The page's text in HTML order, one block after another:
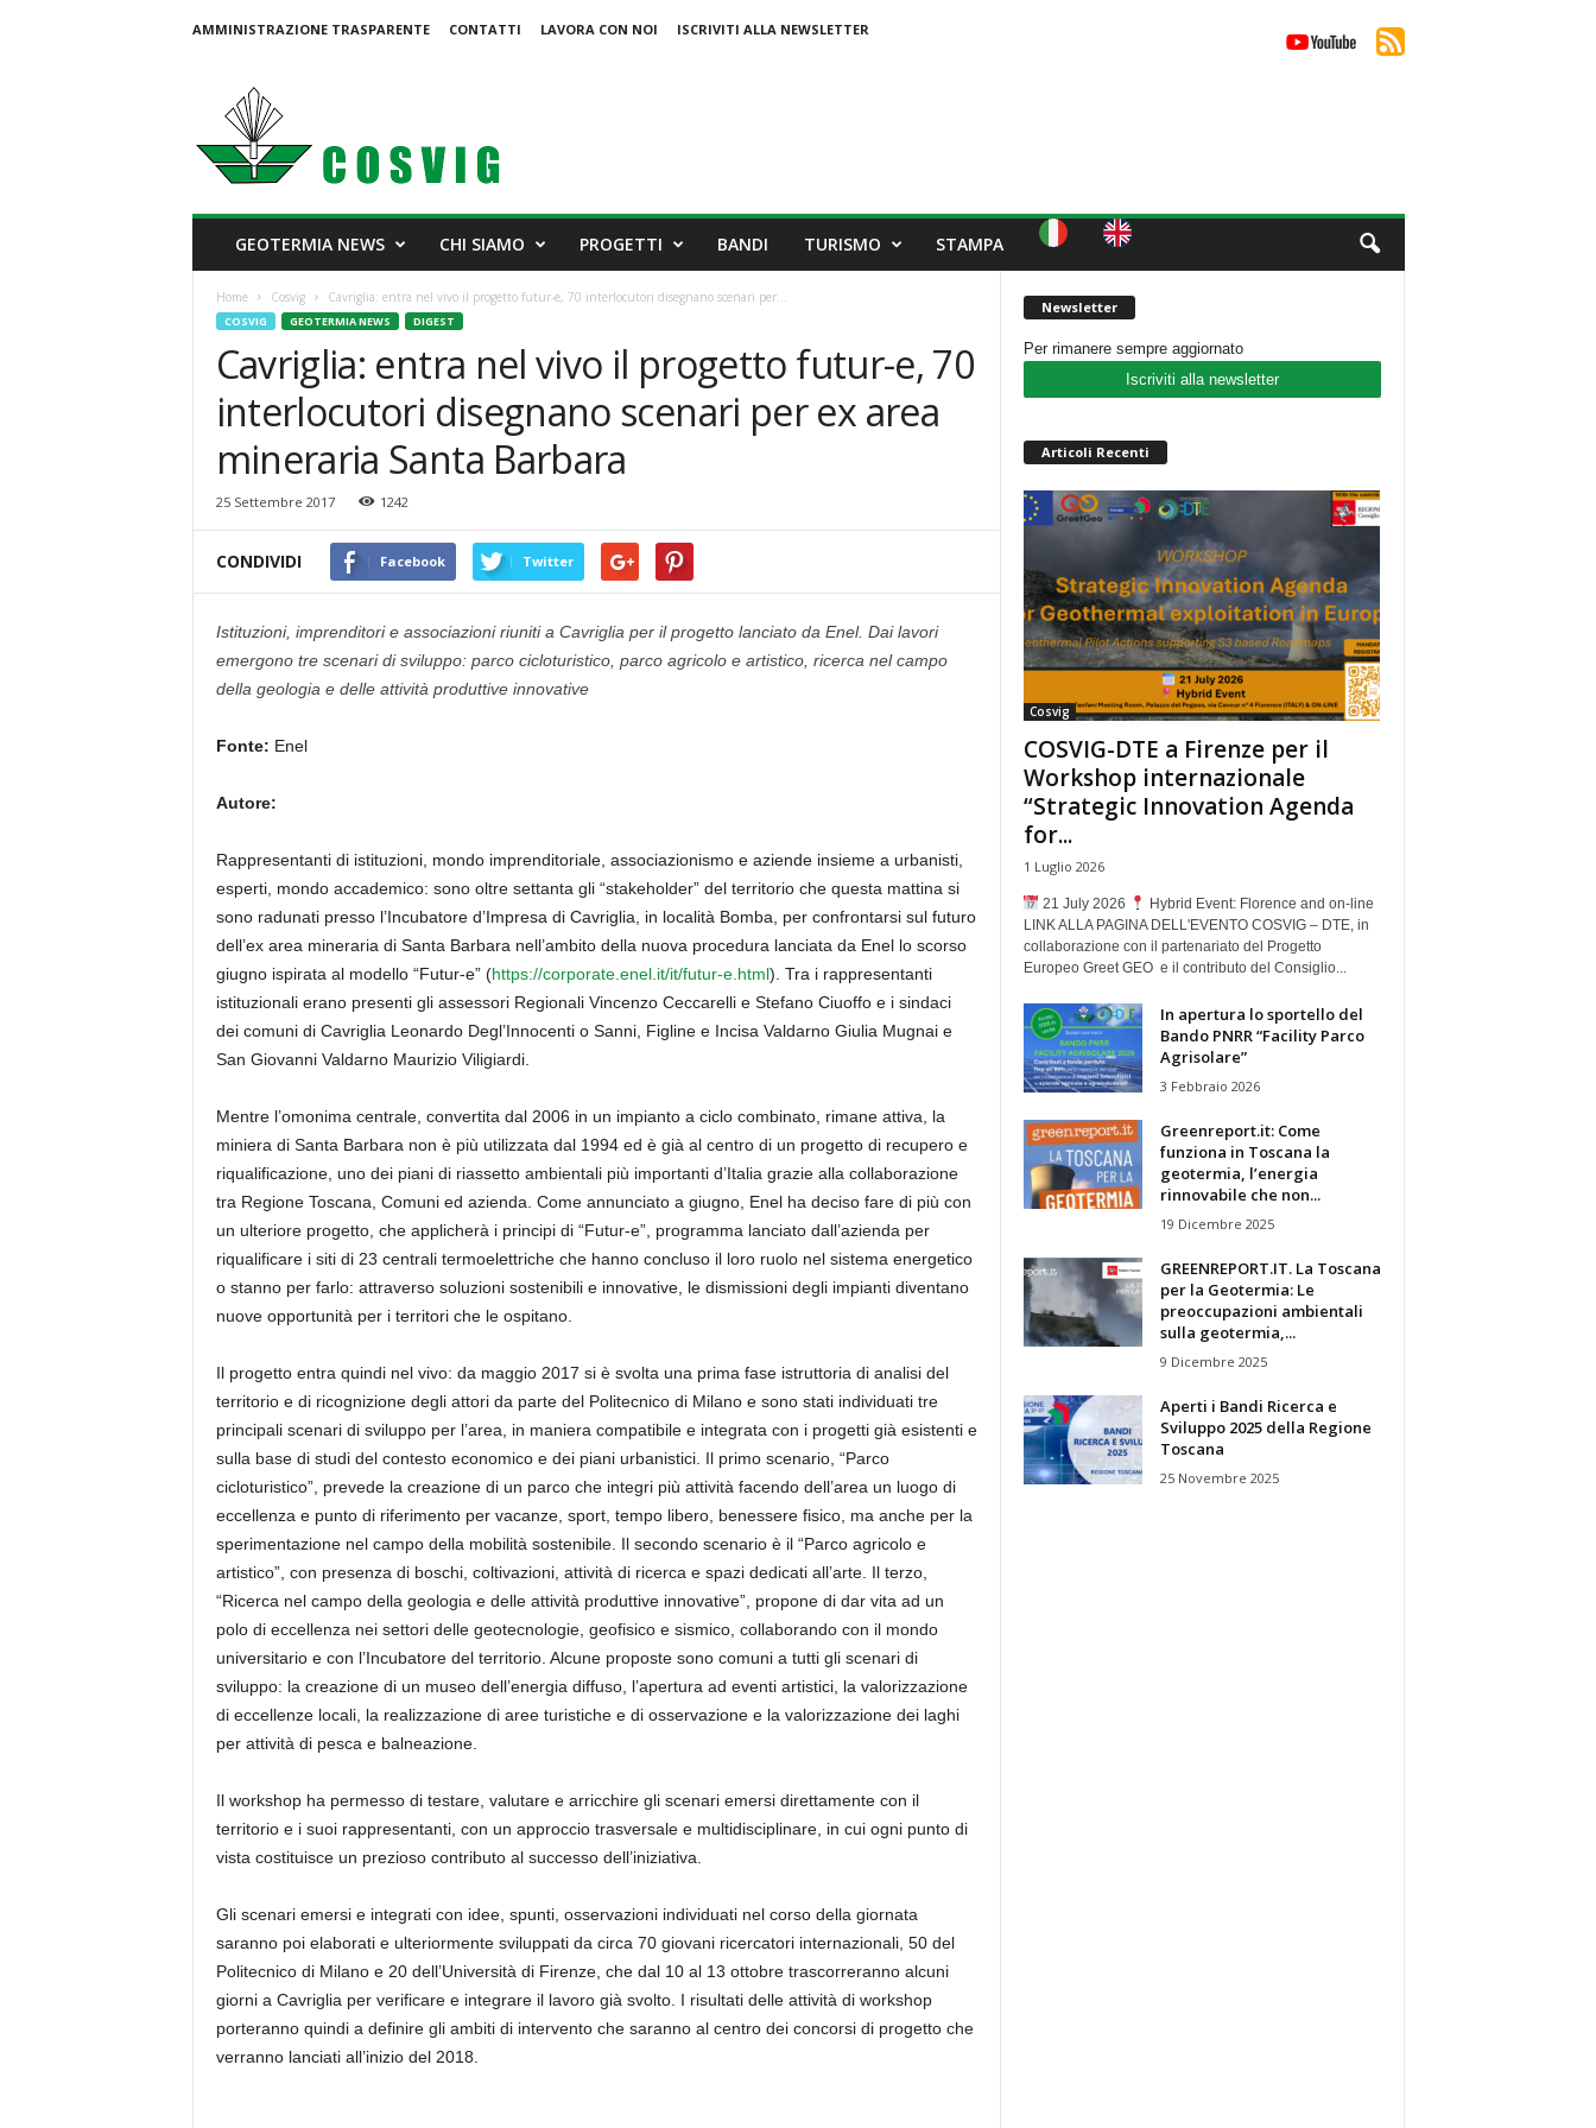
AMMINISTRAZIONE TRASPARENTE CONTATTI LAVORA CON NOI ISCRIVITI ALLA NEWSLETTER
GEOTERMIA NEWS CHI SIAMO PROGETTI BANDI TURISMO STAMPA
Home Cosvig Cavriglia: entra nel vivo il progetto futur-e, 70 interlocutori disegnano scenari per...
COSVIG GEOTERMIA NEWS DIGEST
Cavriglia: entra nel vivo il progetto futur-e, 70
interlocutori disegnano scenari per ex area
mineraria Santa Barbara
25 Settembre 2017 1242
CONDIVIDI Facebook Twitter
Istituzioni, imprenditori e associazioni riuniti a Cavriglia per il progetto lanciato da Enel. Dai lavori
emergono tre scenari di sviluppo: parco cicloturistico, parco agricolo e artistico, ricerca nel campo
della geologia e delle attività produttive innovative
Fonte: Enel
Autore:
Rappresentanti di istituzioni, mondo imprenditoriale, associazionismo e aziende insieme a urbanisti,
esperti, mondo accademico: sono oltre settanta gli “stakeholder” del territorio che questa mattina si
sono radunati presso l’Incubatore d’Impresa di Cavriglia, in località Bomba, per confrontarsi sul futuro
dell’ex area mineraria di Santa Barbara nell’ambito della nuova procedura lanciata da Enel lo scorso
giugno ispirata al modello “Futur-e” (https://corporate.enel.it/it/futur-e.html). Tra i rappresentanti
istituzionali erano presenti gli assessori Regionali Vincenzo Ceccarelli e Stefano Ciuoffo e i sindaci
dei comuni di Cavriglia Leonardo Degl’Innocenti o Sanni, Figline e Incisa Valdarno Giulia Mugnai e
San Giovanni Valdarno Maurizio Viligiardi.
Mentre l’omonima centrale, convertita dal 2006 in un impianto a ciclo combinato, rimane attiva, la
miniera di Santa Barbara non è più utilizzata dal 1994 ed è già al centro di un progetto di recupero e
riqualificazione, uno dei piani di riassetto ambientali più importanti d’Italia grazie alla collaborazione
tra Regione Toscana, Comuni ed azienda. Come annunciato a giugno, Enel ha deciso fare di più con
un ulteriore progetto, che applicherà i principi di “Futur-e”, programma lanciato dall’azienda per
riqualificare i siti di 23 centrali termoelettriche che hanno concluso il loro ruolo nel sistema energetico
o stanno per farlo: attraverso soluzioni sostenibili e innovative, le dismissioni degli impianti diventano
nuove opportunità per i territori che le ospitano.
Il progetto entra quindi nel vivo: da maggio 2017 si è svolta una prima fase istruttoria di analisi del
territorio e di ricognizione degli attori da parte del Politecnico di Milano e sono stati individuati tre
principali scenari di sviluppo per l’area, in maniera compatibile e integrata con i progetti già esistenti e
sulla base di studi del contesto economico e dei piani urbanistici. Il primo scenario, “Parco
cicloturistico”, prevede la creazione di un parco che integri più attività facendo dell’area un luogo di
eccellenza e punto di riferimento per vacanze, sport, tempo libero, benessere fisico, ma anche per la
sperimentazione nel campo della mobilità sostenibile. Il secondo scenario è il “Parco agricolo e
artistico”, con presenza di boschi, coltivazioni, attività di ricerca e spazi dedicati all’arte. Il terzo,
“Ricerca nel campo della geologia e delle attività produttive innovative”, propone di dar vita ad un
polo di eccellenza nei settori delle geotecnologie, geofisico e sismico, collaborando con il mondo
universitario e con l’Incubatore del territorio. Alcune proposte sono comuni a tutti gli scenari di
sviluppo: la creazione di un museo dell’energia diffuso, l’apertura ad eventi artistici, la valorizzazione
di eccellenze locali, la realizzazione di aree turistiche e di osservazione e la valorizzazione dei laghi
per attività di pesca e balneazione.
Il workshop ha permesso di testare, valutare e arricchire gli scenari emersi direttamente con il
territorio e i suoi rappresentanti, con un approccio trasversale e multidisciplinare, in cui ogni punto di
vista costituisce un prezioso contributo al successo dell’iniziativa.
Gli scenari emersi e integrati con idee, spunti, osservazioni individuati nel corso della giornata
saranno poi elaborati e ulteriormente sviluppati da circa 70 giovani ricercatori internazionali, 50 del
Politecnico di Milano e 20 dell’Università di Firenze, che dal 10 al 13 ottobre trascorreranno alcuni
giorni a Cavriglia per verificare e integrare il lavoro già svolto. I risultati delle attività di workshop
porteranno quindi a definire gli ambiti di intervento che saranno al centro dei concorsi di progetto che
verranno lanciati all’inizio del 2018.
Newsletter
Per rimanere sempre aggiornato
Iscriviti alla newsletter
Articoli Recenti
Cosvig
COSVIG-DTE a Firenze per il
Workshop internazionale
“Strategic Innovation Agenda
for...
1 Luglio 2026
21 July 2026
Hybrid Event: Florence and on-line
LINK ALLA PAGINA DELL'EVENTO COSVIG – DTE, in
collaborazione con il partenariato del Progetto
Europeo Greet GEO e il contributo del Consiglio...
In apertura lo sportello del
Bando PNRR “Facility Parco
Agrisolare”
3 Febbraio 2026
Greenreport.it: Come
funziona in Toscana la
geotermia, l’energia
rinnovabile che non...
19 Dicembre 2025
GREENREPORT.IT. La Toscana
per la Geotermia: Le
preoccupazioni ambientali
sulla geotermia,...
9 Dicembre 2025
Aperti i Bandi Ricerca e
Sviluppo 2025 della Regione
Toscana
25 Novembre 2025